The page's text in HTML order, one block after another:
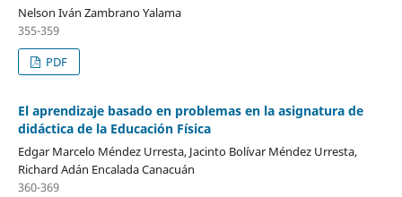
Nelson Iván Zambrano Yalama
355-359
PDF
El aprendizaje basado en problemas en la asignatura de
didáctica de la Educación Física
Edgar Marcelo Méndez Urresta, Jacinto Bolívar Méndez Urresta,
Richard Adán Encalada Canacuán
360-369